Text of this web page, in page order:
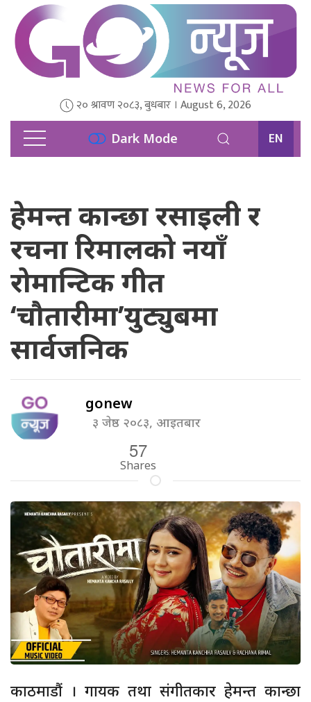
२० श्रावण २०८३, बुधबार । August 6, 2026
Dark Mode EN
हेमन्त कान्छा रसाइली र
रचना रिमालको नयाँ
रोमान्टिक गीत
‘चौतारीमा’युट्युबमा
सार्वजनिक
gonew
३ जेष्ठ २०८३, आइतबार
57
Shares
काठमाडौं । गायक तथा संगीतकार हेमन्त कान्छा